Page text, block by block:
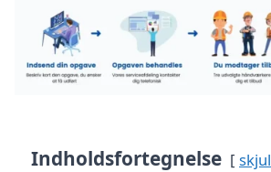
Indholdsfortegnelse skjul